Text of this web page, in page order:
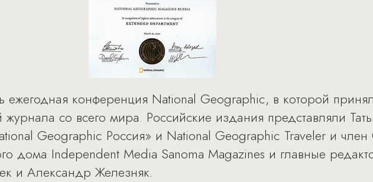
ежегодная конференция National Geographic, в которой
со всего мира. Российские издания представляли
Geographic Россия» и National Geographic Traveler и член
дома Independent Media Sanoma Magazines и главные
и Александр Железняк.